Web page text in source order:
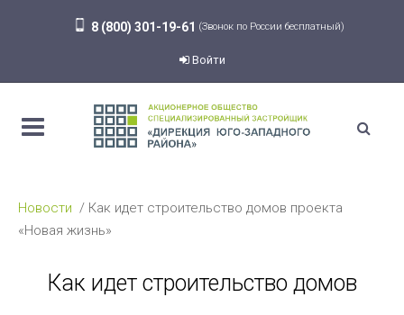
8 (800) 301-19-61 (Звонок по России бесплатный)
Войти
Новости
Как идет строительство домов проекта
«Новая жизнь»
Как идет строительство домов